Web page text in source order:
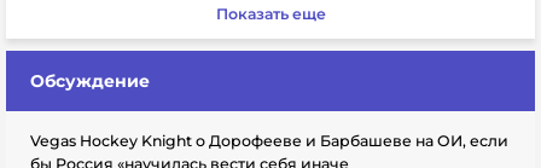
Показать еще
Обсуждение
Vegas Hockey Knight о Дорофееве и Барбашеве на ОИ, если
бы Россия «научилась вести себя иначе